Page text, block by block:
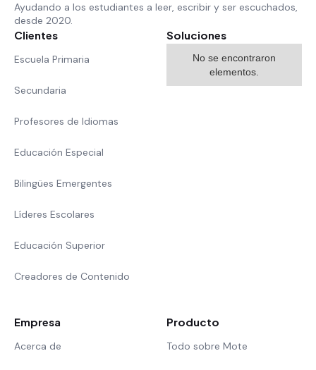
Ayudando a los estudiantes a leer, escribir y ser escuchados,
desde 2020.
Clientes
Escuela Primaria
Secundaria
Profesores de Idiomas
Educación Especial
Bilingües Emergentes
Líderes Escolares
Educación Superior
Creadores de Contenido
Soluciones
No se encontraron
elementos.
Empresa
Acerca de
Producto
Todo sobre Mote